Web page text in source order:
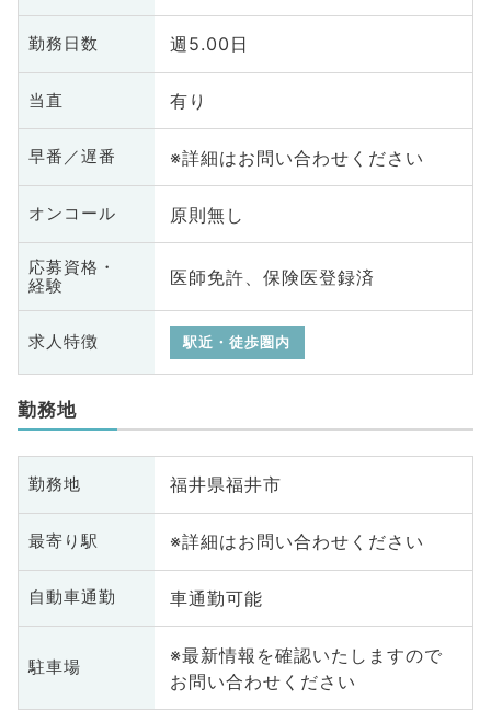
勤務日数 週5.00日
当直 有り
早番／遅番 ※詳細はお問い合わせください
オンコール 原則無し
応募資格・
経験
医師免許、保険医登録済
求人特徴 駅近・徒歩圏内
勤務地
勤務地 福井県福井市
最寄り駅 ※詳細はお問い合わせください
自動車通勤 車通勤可能
駐車場
※最新情報を確認いたしますので
お問い合わせください